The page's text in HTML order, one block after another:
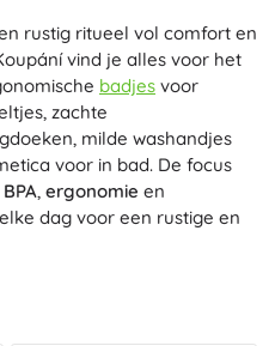
rustig ritueel vol comfort en
vind je alles voor het
badjes voor
zachte
milde washandjes
voor in bad. De focus
, ergonomie en
dag voor een rustige en
de juiste houding,